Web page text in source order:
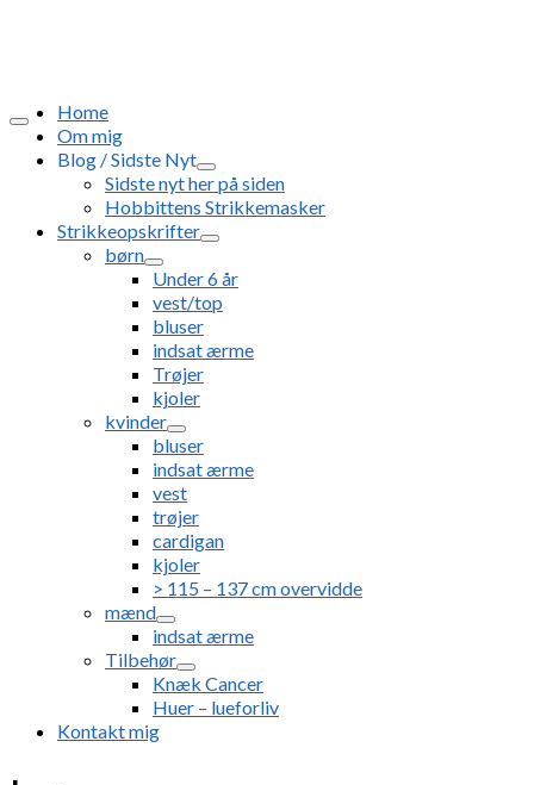
Home
Om mig
Blog / Sidste Nyt
Sidste nyt her på siden
Hobbittens Strikkemasker
Strikkeopskrifter
børn
Under 6 år
vest/top
bluser
indsat ærme
Trøjer
kjoler
kvinder
bluser
indsat ærme
vest
trøjer
cardigan
kjoler
> 115 – 137 cm overvidde
mænd
indsat ærme
Tilbehør
Knæk Cancer
Huer – lueforliv
Kontakt mig